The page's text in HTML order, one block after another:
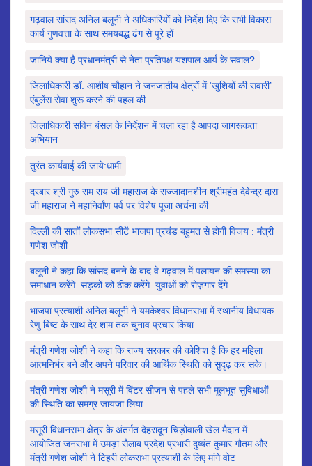
गढ़वाल सांसद अनिल बलूनी ने अधिकारियों को निर्देश दिए कि सभी विकास
कार्य गुणवत्ता के साथ समयबद्ध ढंग से पूरे हों
जानिये क्या है प्रधानमंत्री से नेता प्रतिपक्ष यशपाल आर्य के सवाल?
जिलाधिकारी डॉ. आशीष चौहान ने जनजातीय क्षेत्रों में ‘खुशियों की सवारी’
एंबुलेंस सेवा शुरू करने की पहल की
जिलाधिकारी सविन बंसल के निर्देशन में चला रहा है आपदा जागरूकता
अभियान
तुरंत कार्यवाई की जाये:धामी
दरबार श्री गुरु राम राय जी महाराज के सज्जादानशीन श्रीमहंत देवेन्द्र दास
जी महाराज ने महानिर्वांण पर्व पर विशेष पूजा अर्चना की
दिल्ली की सातों लोकसभा सीटें भाजपा प्रचंड बहुमत से होगी विजय : मंत्री
गणेश जोशी
बलूनी ने कहा कि सांसद बनने के बाद वे गढ़वाल में पलायन की समस्या का
समाधान करेंगे. सड़कों को ठीक करेंगे. युवाओं को रोज़गार देंगे
भाजपा प्रत्याशी अनिल बलूनी ने यमकेश्वर विधानसभा में स्थानीय विधायक
रेणु बिष्ट के साथ देर शाम तक चुनाव प्रचार किया
मंत्री गणेश जोशी ने कहा कि राज्य सरकार की कोशिश है कि हर महिला
आत्मनिर्भर बने और अपने परिवार की आर्थिक स्थिति को सुदृढ़ कर सके।
मंत्री गणेश जोशी ने मसूरी में विंटर सीजन से पहले सभी मूलभूत सुविधाओं
की स्थिति का समग्र जायजा लिया
मसूरी विधानसभा क्षेत्र के अंतर्गत देहरादून चिड़ोवाली खेल मैदान में
आयोजित जनसभा में उमड़ा सैलाब प्रदेश प्रभारी दुष्यंत कुमार गौतम और
मंत्री गणेश जोशी ने टिहरी लोकसभा प्रत्याशी के लिए मांगे वोट